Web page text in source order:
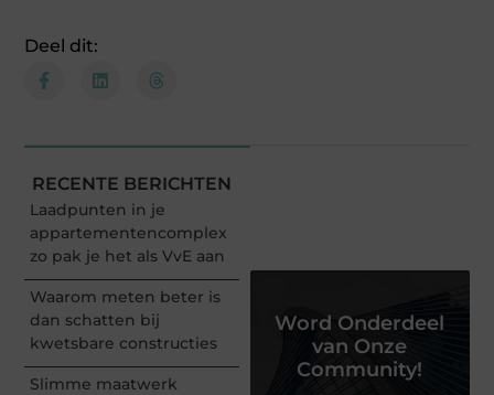
Deel dit:
RECENTE BERICHTEN
Laadpunten in je
appartementencomplex
zo pak je het als VvE aan
Waarom meten beter is
dan schatten bij
kwetsbare constructies
Slimme maatwerk
Word Onderdeel
van Onze
Community!